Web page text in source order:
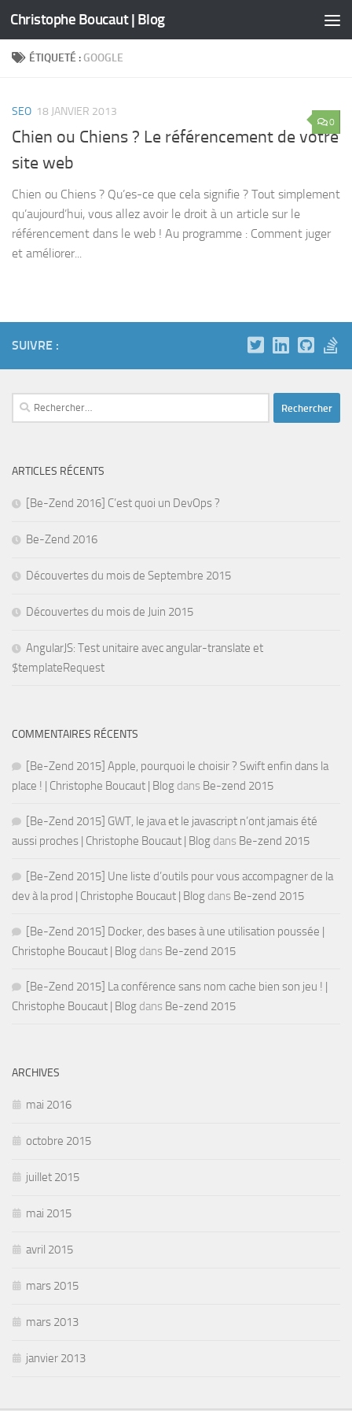
Skip to content
Christophe Boucaut | Blog
ÉTIQUETÉ : GOOGLE
0
SEO 18 JANVIER 2013
Chien ou Chiens ? Le référencement de votre
site web
Chien ou Chiens ? Qu’es-ce que cela signifie ? Tout simplement
qu’aujourd’hui, vous allez avoir le droit à un article sur le
référencement dans le web ! Au programme : Comment juger
et améliorer...
SUIVRE :
Rechercher :
ARTICLES RÉCENTS
[Be-Zend 2016] C’est quoi un DevOps ?
Be-Zend 2016
Découvertes du mois de Septembre 2015
Découvertes du mois de Juin 2015
AngularJS: Test unitaire avec angular-translate et
$templateRequest
COMMENTAIRES RÉCENTS
[Be-Zend 2015] Apple, pourquoi le choisir ? Swift enfin dans la
place ! | Christophe Boucaut | Blog dans Be-zend 2015
[Be-Zend 2015] GWT, le java et le javascript n’ont jamais été
aussi proches | Christophe Boucaut | Blog dans Be-zend 2015
[Be-Zend 2015] Une liste d’outils pour vous accompagner de la
dev à la prod | Christophe Boucaut | Blog dans Be-zend 2015
[Be-Zend 2015] Docker, des bases à une utilisation poussée |
Christophe Boucaut | Blog dans Be-zend 2015
[Be-Zend 2015] La conférence sans nom cache bien son jeu ! |
Christophe Boucaut | Blog dans Be-zend 2015
ARCHIVES
mai 2016
octobre 2015
juillet 2015
mai 2015
avril 2015
mars 2015
mars 2013
janvier 2013